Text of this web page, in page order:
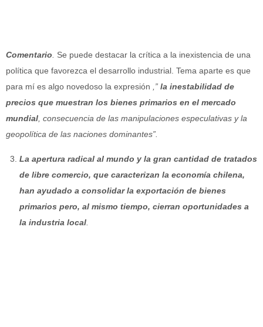
Comentario
Se puede destacar la crítica a la inexistencia de una
política que favorezca el desarrollo industrial. Tema aparte es que
para mí es algo novedoso la expresión
,” la inestabilidad de
precios que muestran los bienes primarios en el mercado
mundial , consecuencia de las manipulaciones especulativas y la
geopolítica de las naciones dominantes”.
La apertura radical al mundo y la gran cantidad de tratados
de libre comercio, que caracterizan la economía chilena,
han ayudado a consolidar la exportación de bienes
primarios pero, al mismo tiempo, cierran oportunidades a
la industria local